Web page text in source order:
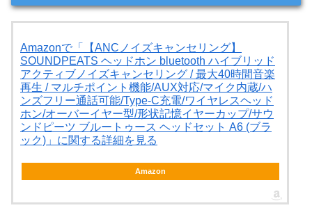
Amazonで「【ANCノイズキャンセリング】
SOUNDPEATS ヘッドホン bluetooth ハイブリッド
アクティブノイズキャンセリング / 最大40時間音楽
再生 / マルチポイント機能/AUX対応/マイク内蔵/ハ
ンズフリー通話可能/Type-C充電/ワイヤレスヘッド
ホン/オーバーイヤー型/形状記憶イヤーカップ/サウ
ンドピーツ ブルートゥース ヘッドセット A6 (ブラ
ック)」に関する詳細を見る
Amazon